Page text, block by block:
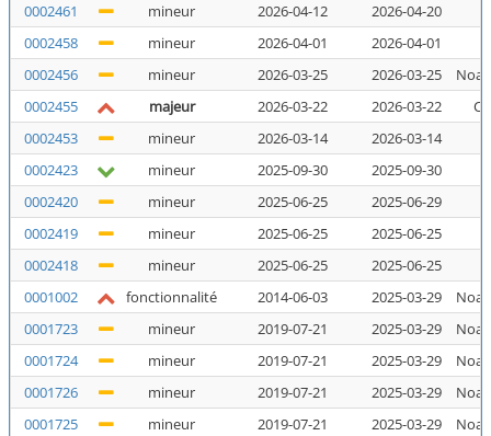
0002461
mineur 2026-04-12 2026-04-20
0002458
mineur 2026-04-01 2026-04-01
0002456
mineur 2026-03-25 2026-03-25
0002455
majeur 2026-03-22 2026-03-22
0002453
mineur 2026-03-14 2026-03-14
0002423
mineur 2025-09-30 2025-09-30
0002420
mineur 2025-06-25 2025-06-29
0002419
mineur 2025-06-25 2025-06-25
0002418
mineur 2025-06-25 2025-06-25
0001002
fonctionnalité 2014-06-03 2025-03-29
0001723
mineur 2019-07-21 2025-03-29
0001724
mineur 2019-07-21 2025-03-29
0001726
mineur 2019-07-21 2025-03-29
0001725
mineur 2019-07-21 2025-03-29